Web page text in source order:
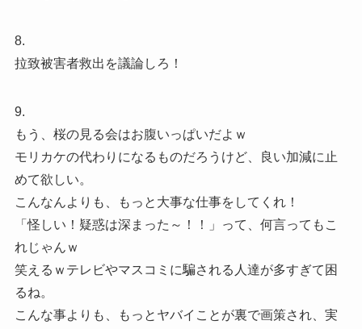
8.
拉致被害者救出を議論しろ！
9.
もう、桜の見る会はお腹いっぱいだよｗ
モリカケの代わりになるものだろうけど、良い加減に止
めて欲しい。
こんなんよりも、もっと大事な仕事をしてくれ！
「怪しい！疑惑は深まった～！！」って、何言ってもこ
れじゃんｗ
笑えるｗテレビやマスコミに騙される人達が多すぎて困
るね。
こんな事よりも、もっとヤバイことが裏で画策され、実